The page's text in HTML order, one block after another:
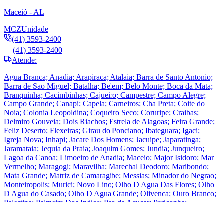
Maceió - AL
MCZUnidade
(41) 3593-2400
(41) 3593-2400
Atende:
Agua Branca; Anadia; Arapiraca; Atalaia; Barra de Santo Antonio;
Barra de Sao Miguel; Batalha; Belem; Belo Monte; Boca da Mata;
Branquinha; Cacimbinhas; Cajueiro; Campestre; Campo Alegre;
Campo Grande; Canapi; Capela; Carneiros; Cha Preta; Coite do
Noia; Colonia Leopoldina; Coqueiro Seco; Coruripe; Craibas;
Delmiro Gouveia; Dois Riachos; Estrela de Alagoas; Feira Grande;
Feliz Deserto; Flexeiras; Girau do Ponciano; Ibateguara; Igaci;
Igreja Nova; Inhapi; Jacare Dos Homens; Jacuipe; Japaratinga;
Jaramataia; Jequia da Praia; Joaquim Gomes; Jundia; Junqueiro;
Lagoa da Canoa; Limoeiro de Anadia; Maceio; Major Isidoro; Mar
Vermelho; Maragogi; Maravilha; Marechal Deodoro; Maribondo;
Mata Grande; Matriz de Camaragibe; Messias; Minador do Negrao;
Monteiropolis; Murici; Novo Lino; Olho D Agua Das Flores; Olho
D Agua do Casado; Olho D Agua Grande; Olivenca; Ouro Branco;